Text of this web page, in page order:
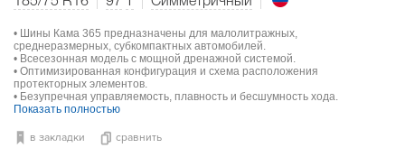
• Шины Кама 365 предназначены для малолитражных,
среднеразмерных, субкомпактных автомобилей.
• Всесезонная модель с мощной дренажной системой.
• Оптимизированная конфигурация и схема расположения
протекторных элементов.
• Безупречная управляемость, плавность и бесшумность хода.
Показать полностью
в закладки сравнить